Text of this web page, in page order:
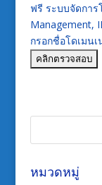
ฟรี ระบบจัดการ
Management,
กรอกชื่อโดเมน
หมวดหมู่